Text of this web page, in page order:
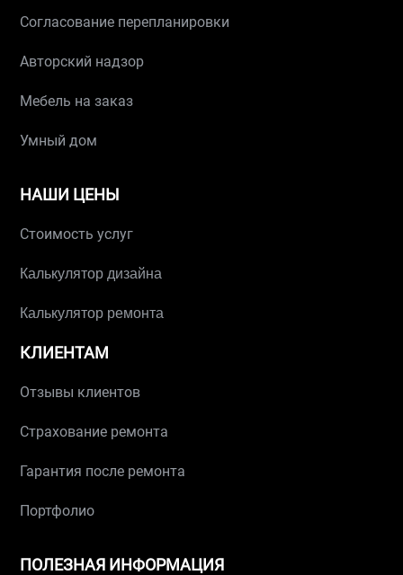
Согласование перепланировки
Авторский надзор
Мебель на заказ
Умный дом
НАШИ ЦЕНЫ
Стоимость услуг
Калькулятор дизайна
Калькулятор ремонта
КЛИЕНТАМ
Отзывы клиентов
Страхование ремонта
Гарантия после ремонта
Портфолио
ПОЛЕЗНАЯ ИНФОРМАЦИЯ